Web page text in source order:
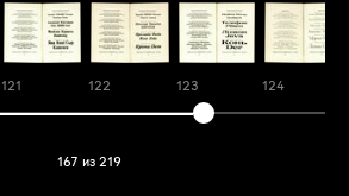
121 122 123 124
167 из 219